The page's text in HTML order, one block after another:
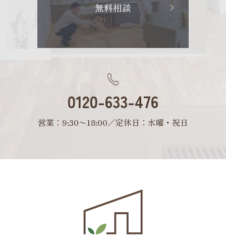
無料相談
0120-633-476
営業：9:30〜18:00／定休日：水曜・祝日